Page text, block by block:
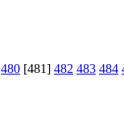
480 [481] 482 483 484